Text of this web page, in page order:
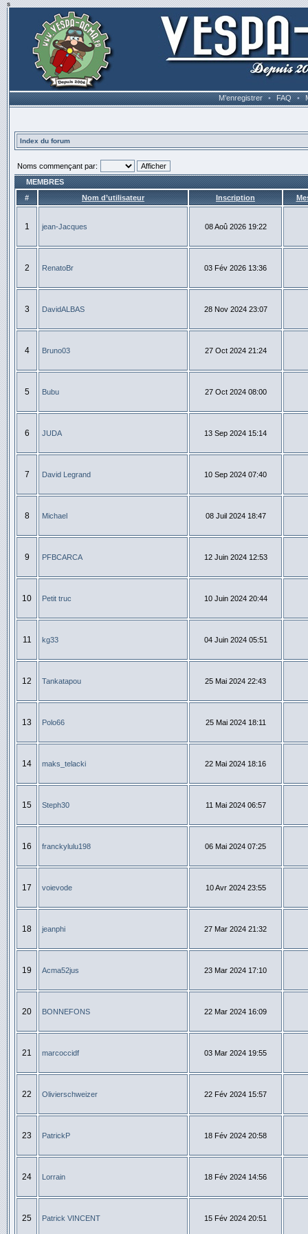
s
M’enregistrer • FAQ •
Index du forum
Noms commençant par:
MEMBRES
#
Nom d’utilisateur Inscription
1 jean-Jacques 08 Aoû 2026 19:22
2 RenatoBr 03 Fév 2026 13:36
3 DavidALBAS 28 Nov 2024 23:07
4 Bruno03 27 Oct 2024 21:24
5 Bubu 27 Oct 2024 08:00
6 JUDA 13 Sep 2024 15:14
7 David Legrand 10 Sep 2024 07:40
8 Michael 08 Juil 2024 18:47
9 PFBCARCA 12 Juin 2024 12:53
10 Petit truc 10 Juin 2024 20:44
11 kg33 04 Juin 2024 05:51
12 Tankatapou 25 Mai 2024 22:43
13 Polo66 25 Mai 2024 18:11
14 maks_telacki 22 Mai 2024 18:16
15 Steph30 11 Mai 2024 06:57
16 franckylulu198 06 Mai 2024 07:25
17 voievode 10 Avr 2024 23:55
18 jeanphi 27 Mar 2024 21:32
19 Acma52jus 23 Mar 2024 17:10
20 BONNEFONS 22 Mar 2024 16:09
21 marcoccidf 03 Mar 2024 19:55
22 Olivierschweizer 22 Fév 2024 15:57
23 PatrickP 18 Fév 2024 20:58
24 Lorrain 18 Fév 2024 14:56
25 Patrick VINCENT 15 Fév 2024 20:51